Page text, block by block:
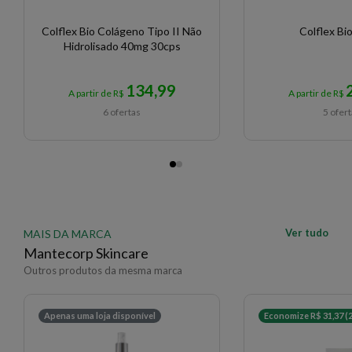
Colflex Bio Colágeno Tipo II Não
Hidrolisado 40mg 30cps
A partir de R$ 134,99
6 ofertas
Colflex
A partir de R$
5
MAIS DA MARCA
Mantecorp Skincare
Outros produtos da mesma marca
Ver tudo
Apenas uma loja disponível Economize R$ 31,37